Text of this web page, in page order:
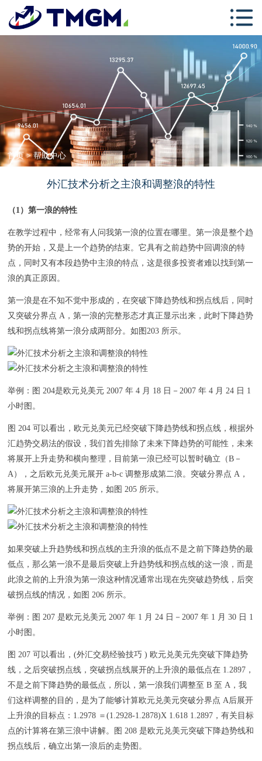
首页
学习中心
跟单社区
联系我们
首页>帮助中心
外汇技术分析之主浪和调整浪的特性
（1）第一浪的特性
在教学过程中，经常有人问我第一浪的位置在哪里。第一浪是整个趋
势的开始，又是上一个趋势的结束。它具有之前趋势中回调浪的特
点，同时又有本段趋势中主浪的特点，这是很多投资者难以找到第一
浪的真正原因。
第一浪是在不知不觉中形成的，在突破下降趋势线和拐点线后，同时
又突破分界点 A，第一浪的完整形态才真正显示出来，此时下降趋势
线和拐点线将第一浪分成两部分。如图203 所示。
举例：图 204是欧元兑美元 2007 年 4 月 18 日－2007 年 4 月 24 日 1
小时图。
图 204 可以看出，欧元兑美元已经突破下降趋势线和拐点线，根据外
汇趋势交易法的假设，我们首先排除了未来下降趋势的可能性，未来
将展开上升走势和横向整理，目前第一浪已经可以暂时确立（B－
A），之后欧元兑美元展开 a-b-c 调整形成第二浪。突破分界点 A，
将展开第三浪的上升走势，如图 205 所示。
如果突破上升趋势线和拐点线的主升浪的低点不是之前下降趋势的最
低点，那么第一浪不是最后突破上升趋势线和拐点线的这一浪，而是
此浪之前的上升浪为第一浪这种情况通常出现在先突破趋势线，后突
破拐点线的情况，如图 206 所示。
举例：图 207 是欧元兑美元 2007 年 1 月 24 日－2007 年 1 月 30 日 1
小时图。
图 207 可以看出，(外汇交易经验技巧 ) 欧元兑美元先突破下降趋势
线，之后突破拐点线，突破拐点线展开的上升浪的最低点在 1.2897，
不是之前下降趋势的最低点，所以，第一浪我们调整至 B 至 A，我
们这样调整的目的，是为了能够计算欧元兑美元突破分界点 A后展开
上升浪的目标点：1.2978 ＝(1.2928-1.2878)X 1.618 1.2897，有关目标
点的计算将在第三浪中讲解。图 208 是欧元兑美元突破下降趋势线和
拐点线后，确立出第一浪后的走势图。